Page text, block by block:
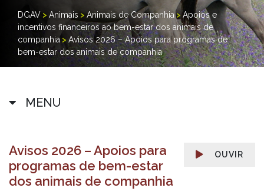
DGAV > Animais > Animais de Companhia>Apoios e
incentivos financeiros ao bem-estar dos animais de
companhia > Avisos 2026 – Apoios para programas de
bem-estar dos animais de companhia
MENU
OUVIR
Avisos 2026 – Apoios para
programas de bem-estar
dos animais de companhia